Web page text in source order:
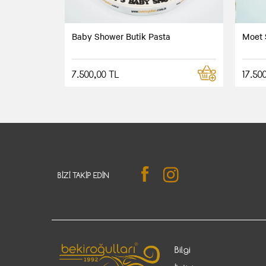
Baby Shower Butik Pasta
7.500,00 TL
Moet
BIZI TAKIP EDIN
Bilgi